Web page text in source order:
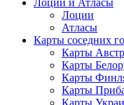
Лоции и Атласы
Лоции
Атласы
Карты соседних
Карты
Карты
Карты
Карты